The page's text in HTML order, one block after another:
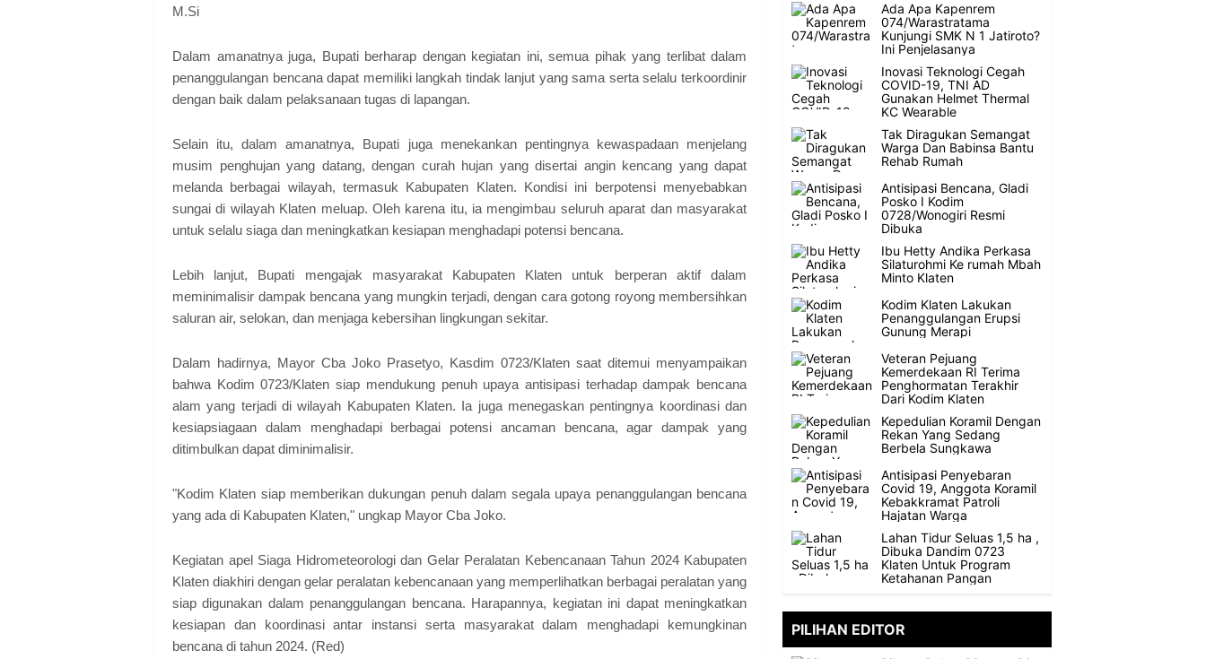
M.Si
Dalam amanatnya juga, Bupati berharap dengan kegiatan ini, semua pihak yang terlibat dalam
penanggulangan bencana dapat memiliki langkah tindak lanjut yang sama serta selalu terkoordinir
dengan baik dalam pelaksanaan tugas di lapangan.
Selain itu, dalam amanatnya, Bupati juga menekankan pentingnya kewaspadaan menjelang
musim penghujan yang datang, dengan curah hujan yang disertai angin kencang yang dapat
melanda berbagai wilayah, termasuk Kabupaten Klaten. Kondisi ini berpotensi menyebabkan
sungai di wilayah Klaten meluap. Oleh karena itu, ia mengimbau seluruh aparat dan masyarakat
untuk selalu siaga dan meningkatkan kesiapan menghadapi potensi bencana.
Lebih lanjut, Bupati mengajak masyarakat Kabupaten Klaten untuk berperan aktif dalam
meminimalisir dampak bencana yang mungkin terjadi, dengan cara gotong royong membersihkan
saluran air, selokan, dan menjaga kebersihan lingkungan sekitar.
Dalam hadirnya, Mayor Cba Joko Prasetyo, Kasdim 0723/Klaten saat ditemui menyampaikan
bahwa Kodim 0723/Klaten siap mendukung penuh upaya antisipasi terhadap dampak bencana
alam yang terjadi di wilayah Kabupaten Klaten. Ia juga menegaskan pentingnya koordinasi dan
kesiapsiagaan dalam menghadapi berbagai potensi ancaman bencana, agar dampak yang
ditimbulkan dapat diminimalisir.
"Kodim Klaten siap memberikan dukungan penuh dalam segala upaya penanggulangan bencana
yang ada di Kabupaten Klaten," ungkap Mayor Cba Joko.
Kegiatan apel Siaga Hidrometeorologi dan Gelar Peralatan Kebencanaan Tahun 2024 Kabupaten
Klaten diakhiri dengan gelar peralatan kebencanaan yang memperlihatkan berbagai peralatan yang
siap digunakan dalam penanggulangan bencana. Harapannya, kegiatan ini dapat meningkatkan
kesiapan dan koordinasi antar instansi serta masyarakat dalam menghadapi kemungkinan
bencana di tahun 2024. (Red)
Ada Apa Kapenrem
074/Warastratama
Kunjungi SMK N 1 Jatiroto?
Ini Penjelasanya
Inovasi Teknologi Cegah
COVID-19, TNI AD
Gunakan Helmet Thermal
KC Wearable
Tak Diragukan Semangat
Warga Dan Babinsa Bantu
Rehab Rumah
Antisipasi Bencana, Gladi
Posko I Kodim
0728/Wonogiri Resmi
Dibuka
Ibu Hetty Andika Perkasa
Silaturohmi Ke rumah Mbah
Minto Klaten
Kodim Klaten Lakukan
Penanggulangan Erupsi
Gunung Merapi
Veteran Pejuang
Kemerdekaan RI Terima
Penghormatan Terakhir
Dari Kodim Klaten
Kepedulian Koramil Dengan
Rekan Yang Sedang
Berbela Sungkawa
Antisipasi Penyebaran
Covid 19, Anggota Koramil
Kebakkramat Patroli
Hajatan Warga
Lahan Tidur Seluas 1,5 ha ,
Dibuka Dandim 0723
Klaten Untuk Program
Ketahanan Pangan
PILIHAN EDITOR